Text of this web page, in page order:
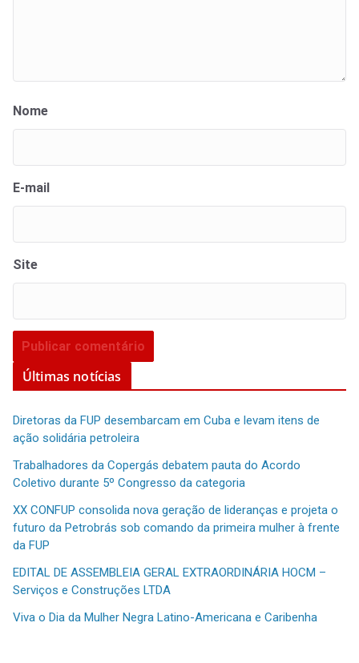
Nome
E-mail
Site
Últimas notícias
Diretoras da FUP desembarcam em Cuba e levam itens de
ação solidária petroleira
Trabalhadores da Copergás debatem pauta do Acordo
Coletivo durante 5º Congresso da categoria
XX CONFUP consolida nova geração de lideranças e projeta o
futuro da Petrobrás sob comando da primeira mulher à frente
da FUP
EDITAL DE ASSEMBLEIA GERAL EXTRAORDINÁRIA HOCM –
Serviços e Construções LTDA
Viva o Dia da Mulher Negra Latino-Americana e Caribenha